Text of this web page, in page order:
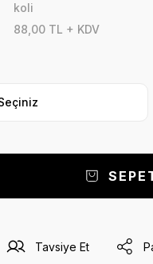
koli
88,00 TL + KDV
Tavsiye Et